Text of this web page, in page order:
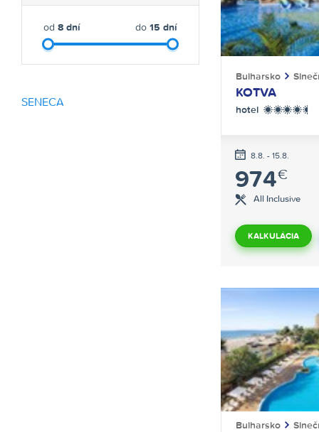
od 8 dní do 15 dní
SENECA
Bulharsko
KOTVA
hotel ****+
8.8. - 15.8.
974€
All Inclusive
KALKULÁCIA
Bulharsko